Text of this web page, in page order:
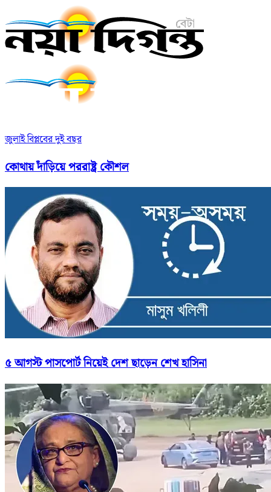
জুলাই বিপ্লবের দুই বছর
কোথায় দাঁড়িয়ে পররাষ্ট্র কৌশল
৫ আগস্ট পাসপোর্ট নিয়েই দেশ ছাড়েন শেখ হাসিনা